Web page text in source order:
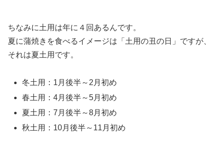
ちなみに土用は年に４回あるんです。
夏に蒲焼きを食べるイメージは「土用の丑の日」ですが、
それは夏土用です。
冬土用：1月後半～2月初め
春土用：4月後半～5月初め
夏土用：7月後半～8月初め
秋土用：10月後半～11月初め